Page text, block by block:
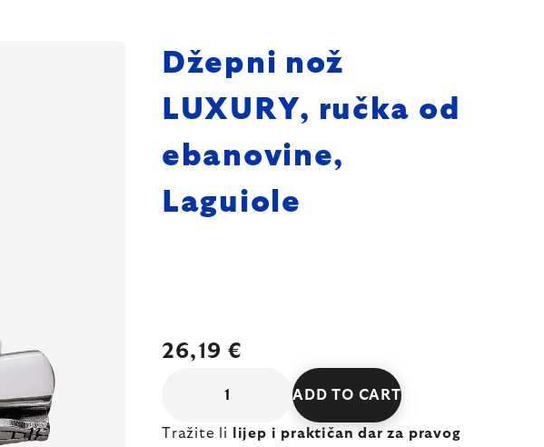
Džepni nož
LUXURY, ručka od
ebanovine,
Laguiole
26,19 €
ADD TO CART
Tražite li
lijep i praktičan dar za pravog